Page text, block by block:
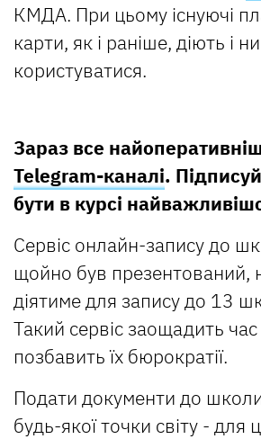
КМДА. При цьому існуючі
карти, як і раніше, діють і
користуватися.
Зараз все
Telegram-каналі.
бути в курсі
Сервіс онлайн-запису до
щойно був презентований,
діятиме для запису до 13
Такий сервіс заощадить час
позбавить їх бюрократії.
Подати документи до
будь-якої точки світу - для